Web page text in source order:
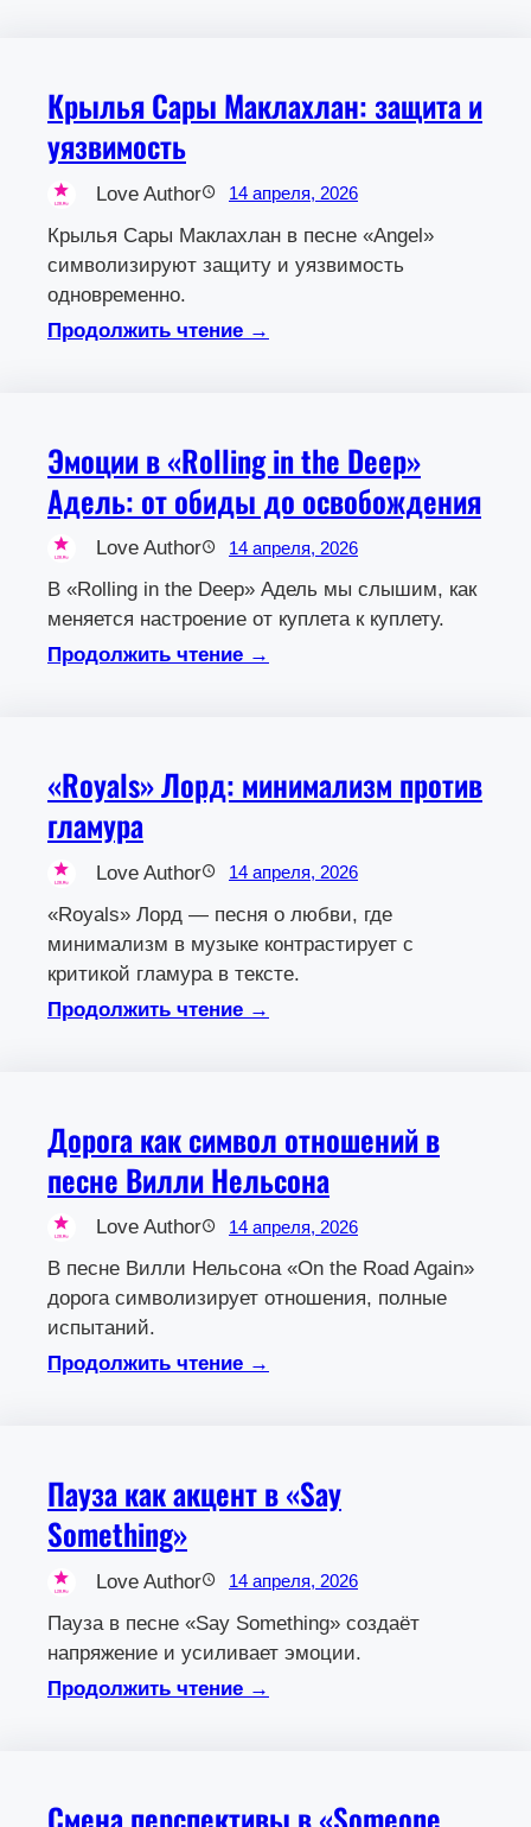
Крылья Сары Маклахлан: защита и
уязвимость
Love Author 14 апреля, 2026
Крылья Сары Маклахлан в песне «Angel»
символизируют защиту и уязвимость
одновременно.
Продолжить чтение →
Эмоции в «Rolling in the Deep»
Адель: от обиды до освобождения
Love Author 14 апреля, 2026
В «Rolling in the Deep» Адель мы слышим, как
меняется настроение от куплета к куплету.
Продолжить чтение →
«Royals» Лорд: минимализм против
гламура
Love Author 14 апреля, 2026
«Royals» Лорд — песня о любви, где
минимализм в музыке контрастирует с
критикой гламура в тексте.
Продолжить чтение →
Дорога как символ отношений в
песне Вилли Нельсона
Love Author 14 апреля, 2026
В песне Вилли Нельсона «On the Road Again»
дорога символизирует отношения, полные
испытаний.
Продолжить чтение →
Пауза как акцент в «Say
Something»
Love Author 14 апреля, 2026
Пауза в песне «Say Something» создаёт
напряжение и усиливает эмоции.
Продолжить чтение →
Смена перспективы в «Someone